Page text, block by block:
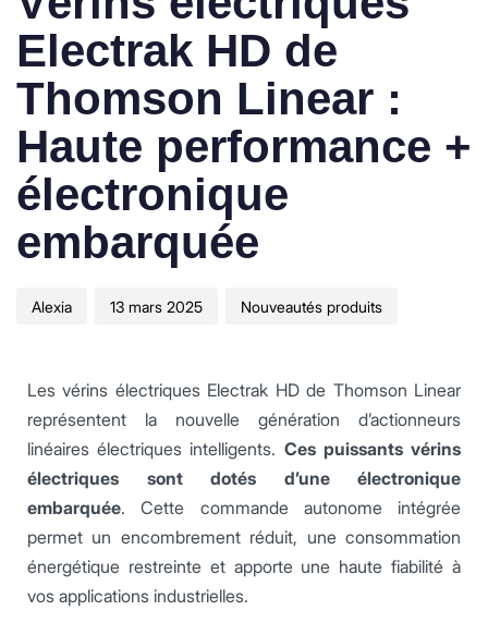
Electrak HD de
Thomson Linear :
Haute performance +
électronique
embarquée
Alexia 13 mars 2025 Nouveautés produits
Les vérins électriques Electrak HD de Thomson Linear
représentent la nouvelle génération d’actionneurs
linéaires électriques intelligents. Ces puissants vérins
électriques sont dotés d’une électronique
embarquée. Cette commande autonome intégrée
permet un encombrement réduit, une consommation
énergétique restreinte et apporte une haute fiabilité à
vos applications industrielles.